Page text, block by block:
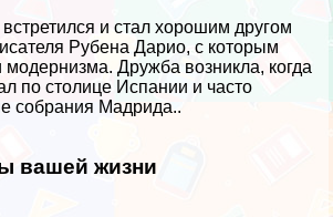
и стал хорошим другом
Рубена Дарио, с которым
Дружба возникла, когда
по столице Испании и часто
собрания Мадрида..
вашей жизни